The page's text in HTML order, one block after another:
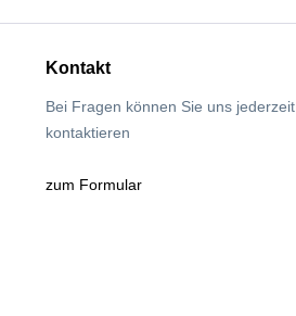
Kontakt
Bei Fragen können Sie uns jederzeit
kontaktieren
zum Formular